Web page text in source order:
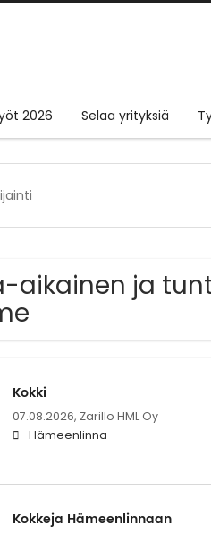
2026 Selaa yrityksiä
aikainen ja
Kokki
07.08.2026, Zarillo HML Oy
Hämeenlinna
Kokkeja Hämeenlinnaan